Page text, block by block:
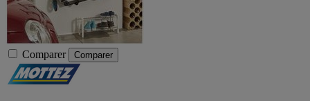
Comparer Comparer